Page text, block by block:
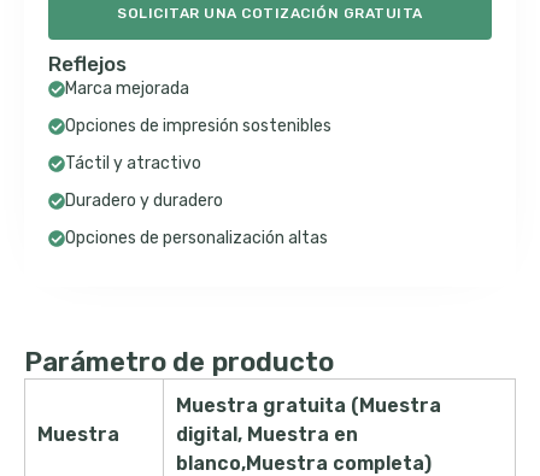
SOLICITAR UNA COTIZACIÓN GRATUITA
Reflejos
Marca mejorada
Opciones de impresión sostenibles
Táctil y atractivo
Duradero y duradero
Opciones de personalización altas
Parámetro de producto
Muestra
Muestra gratuita (Muestra
digital, Muestra en
blanco,Muestra completa)